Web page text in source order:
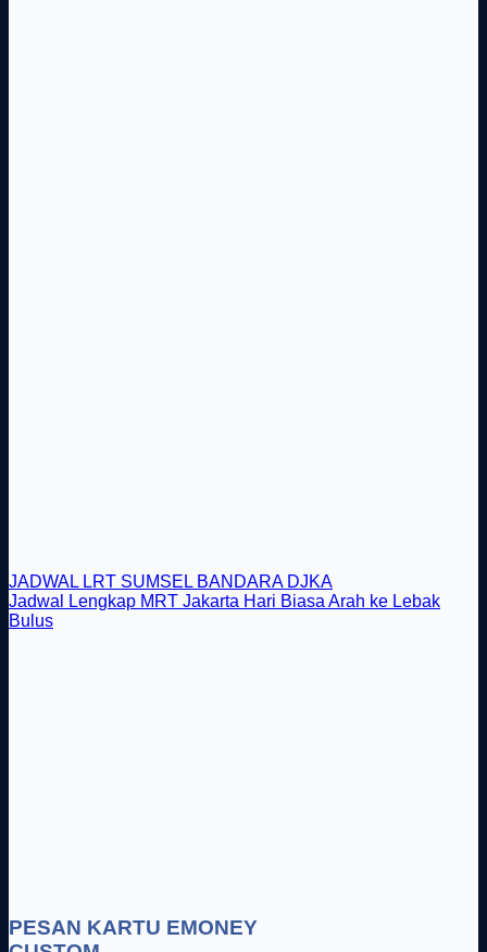
JADWAL LRT SUMSEL BANDARA DJKA
Jadwal Lengkap MRT Jakarta Hari Biasa Arah ke Lebak
Bulus
PESAN KARTU EMONEY